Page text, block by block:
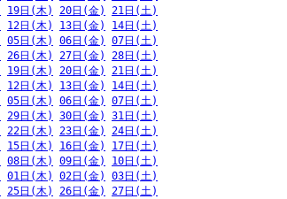
19日(木) 20日(金)
21日(土)
12日(木) 13日(金)
14日(土)
05日(木) 06日(金)
07日(土)
26日(木) 27日(金)
28日(土)
19日(木) 20日(金)
21日(土)
12日(木) 13日(金)
14日(土)
05日(木) 06日(金)
07日(土)
29日(木) 30日(金)
31日(土)
22日(木) 23日(金)
24日(土)
15日(木) 16日(金)
17日(土)
08日(木) 09日(金)
10日(土)
01日(木) 02日(金)
03日(土)
25日(木) 26日(金)
27日(土)